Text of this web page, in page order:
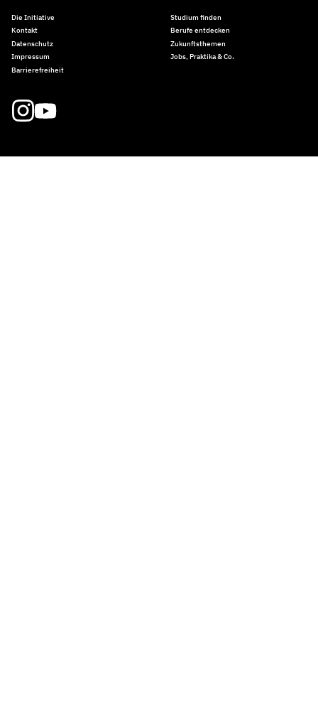
Die Initiative
Kontakt
Datenschutz
Impressum
Barrierefreiheit
Studium finden
Berufe entdecken
Zukunftsthemen
Jobs, Praktika & Co.